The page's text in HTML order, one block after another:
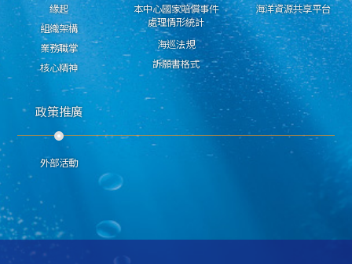
緣起
組織架構
業務職掌
核心精神
本中心國家賠償事件
處理情形統計
海巡法規
訴願書格式
海洋資源共享平台
政策推廣
外部活動